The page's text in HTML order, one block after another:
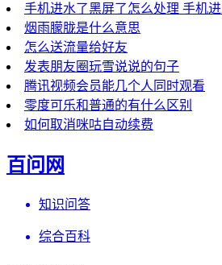
手机进水了黑屏了怎么处理 手机
烟雨朦胧是什么意思
怎么送流量给好友
发表朋友圈玩雪说说的句子
腾讯视频会员能几个人同时观看
零度可乐和普通的有什么区别
如何取消咪咕自动续费
百问网
知识问答
综合百科